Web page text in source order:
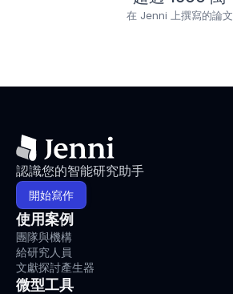
在 Jenni 上撰寫的論文
認識您的智能研究助手
開始寫作
使用案例
團隊與機構
給研究人員
文獻探討產生器
微型工具